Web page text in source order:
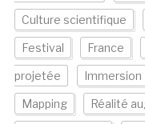
Culture scientifique
Festival France
projetée Immersion
Mapping Réalité